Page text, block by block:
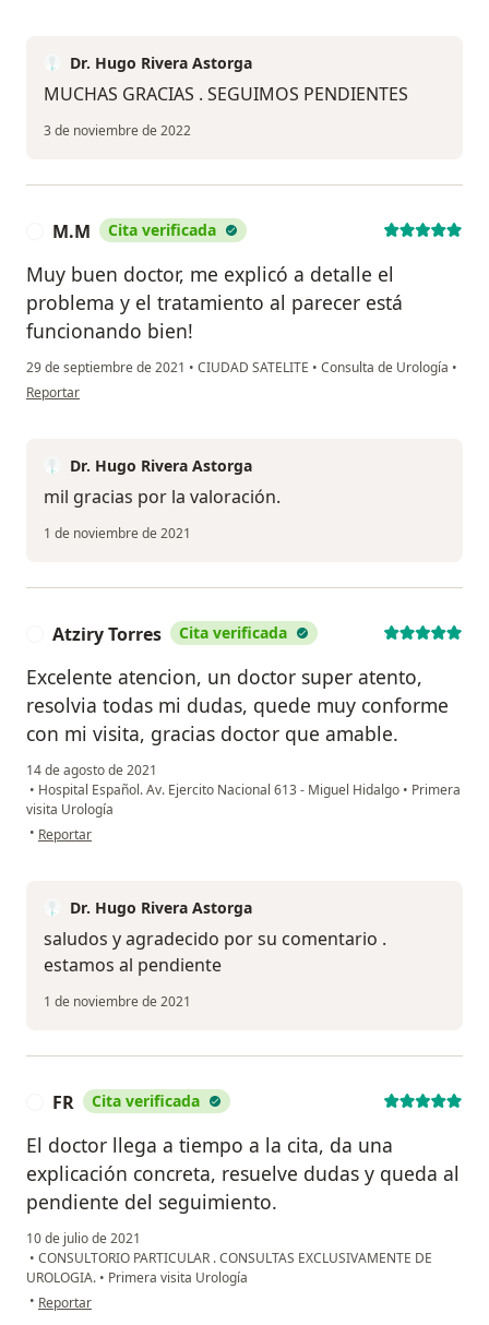
Dr. Hugo Rivera Astorga
MUCHAS GRACIAS . SEGUIMOS PENDIENTES
3 de noviembre de 2022
M.M Cita verificada
Muy buen doctor, me explicó a detalle el
problema y el tratamiento al parecer está
funcionando bien!
29 de septiembre de 2021 • CIUDAD SATELITE • Consulta de Urología •
en opinión del usuario M.M
Reportar
Dr. Hugo Rivera Astorga
mil gracias por la valoración.
1 de noviembre de 2021
Atziry Torres Cita verificada
Excelente atencion, un doctor super atento,
resolvia todas mi dudas, quede muy conforme
con mi visita, gracias doctor que amable.
14 de agosto de 2021
• Hospital Español. Av. Ejercito Nacional 613 - Miguel Hidalgo • Primera
visita Urología
• en opinión del usuario Atziry Torres
Reportar
Dr. Hugo Rivera Astorga
saludos y agradecido por su comentario .
estamos al pendiente
1 de noviembre de 2021
FR Cita verificada
El doctor llega a tiempo a la cita, da una
explicación concreta, resuelve dudas y queda al
pendiente del seguimiento.
10 de julio de 2021
• CONSULTORIO PARTICULAR . CONSULTAS EXCLUSIVAMENTE DE
UROLOGIA. • Primera visita Urología
• en opinión del usuario FR
Reportar